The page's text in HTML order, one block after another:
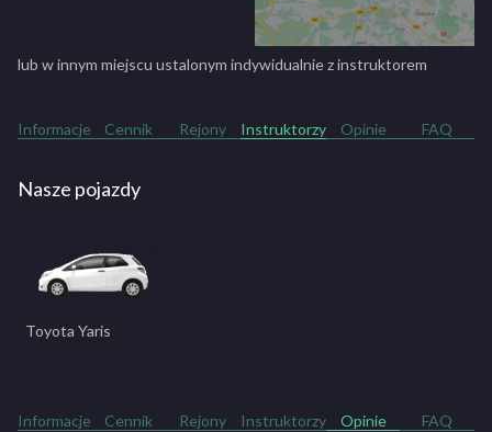
lub w innym miejscu ustalonym indywidualnie z instruktorem
Informacje Cennik Rejony Instruktorzy Opinie FAQ
Nasze pojazdy
Toyota Yaris
Informacje Cennik Rejony Instruktorzy Opinie FAQ